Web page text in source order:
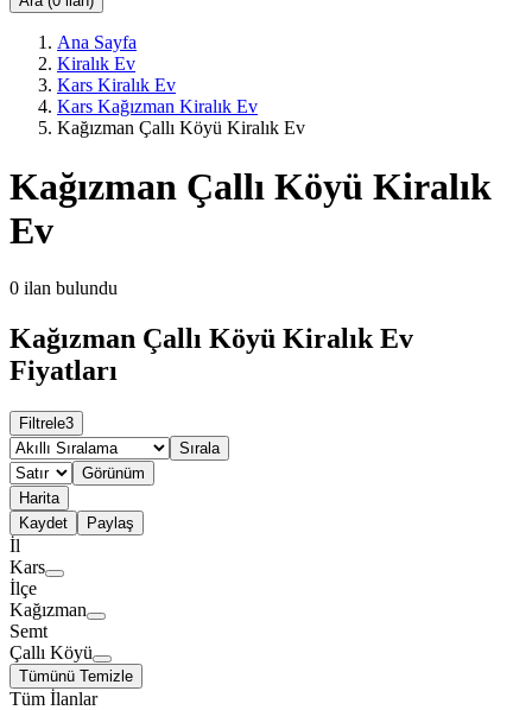
Ana Sayfa
Kiralık Ev
Kars Kiralık Ev
Kars Kağızman Kiralık Ev
Kağızman Çallı Köyü Kiralık Ev
Kağızman Çallı Köyü Kiralık
Ev
0 ilan bulundu
Kağızman Çallı Köyü Kiralık Ev
Fiyatları
Filtrele3
Sırala
Görünüm
Harita
Kaydet
Paylaş
İl
Kars
İlçe
Kağızman
Semt
Çallı Köyü
Tümünü Temizle
Tüm İlanlar